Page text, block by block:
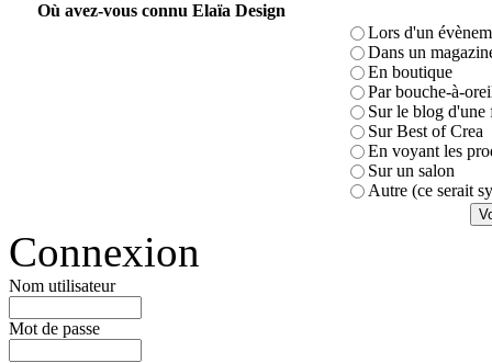
Où avez-vous connu Elaïa Design
Lors d'un
Dans un
En boutique
Par bouche-à-
Sur le blog
Sur Best of Crea
En voyant les
Sur un salon
Autre (ce serait
Connexion
Nom utilisateur
Mot de passe